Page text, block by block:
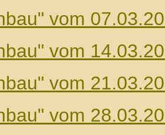
vom
vom
vom
vom